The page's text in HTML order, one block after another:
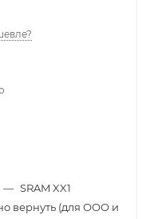
— SRAM XX1
вернуть (для ООО и